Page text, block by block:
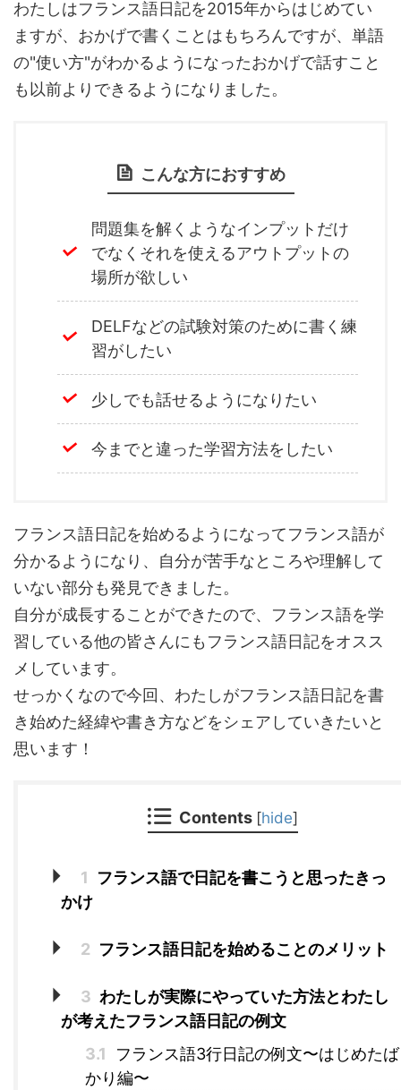
わたしはフランス語日記を2015年からはじめてい
ますが、おかげで書くことはもちろんですが、単語
の"使い方"がわかるようになったおかげで話すこと
も以前よりできるようになりました。
こんな方におすすめ
問題集を解くようなインプットだけ
でなくそれを使えるアウトプットの
場所が欲しい
DELFなどの試験対策のために書く練
習がしたい
少しでも話せるようになりたい
今までと違った学習方法をしたい
フランス語日記を始めるようになってフランス語が
分かるようになり、自分が苦手なところや理解して
いない部分も発見できました。
自分が成長することができたので、フランス語を学
習している他の皆さんにもフランス語日記をオスス
メしています。
せっかくなので今回、わたしがフランス語日記を書
き始めた経緯や書き方などをシェアしていきたいと
思います！
Contents [hide]
1
フランス語で日記を書こうと思ったきっ
かけ
2 フランス語日記を始めることのメリット
3 わたしが実際にやっていた方法とわたし
が考えたフランス語日記の例文
3.1
フランス語3行日記の例文〜はじめたば
かり編〜